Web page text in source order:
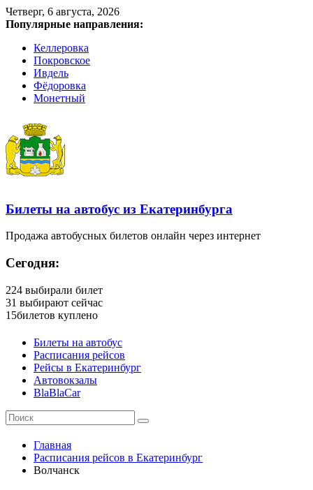
Четверг, 6 августа, 2026
Популярные направления:
Келлеровка
Покровское
Ивдель
Фёдоровка
Монетный
Билеты на автобус из Екатеринбурга
Продажа автобусных билетов онлайн через интернет
Сегодня:
224 выбирали билет
31 выбирают сейчас
15билетов куплено
Билеты на автобус
Расписания рейсов
Рейсы в Екатеринбург
Автовокзалы
BlaBlaCar
Главная
Расписания рейсов в Екатеринбург
Волчанск